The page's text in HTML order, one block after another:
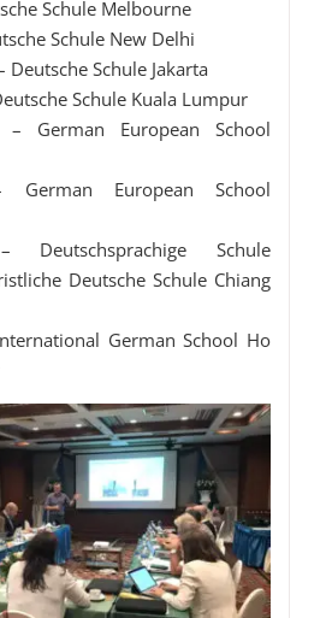
Schule Melbourne
Schule New Delhi
Deutsche Schule Jakarta
Schule Kuala Lumpur
– German European School
European School
Schule
Deutsche Schule Chiang
German School Ho